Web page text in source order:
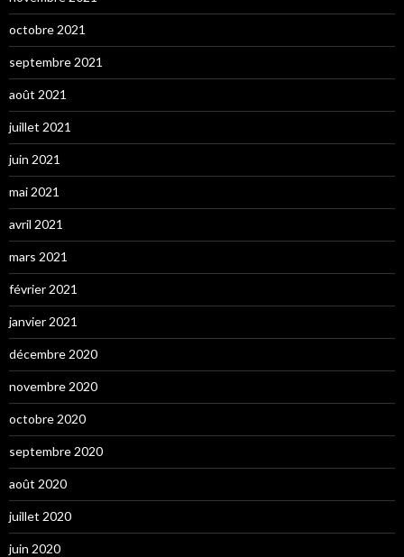
octobre 2021
septembre 2021
août 2021
juillet 2021
juin 2021
mai 2021
avril 2021
mars 2021
février 2021
janvier 2021
décembre 2020
novembre 2020
octobre 2020
septembre 2020
août 2020
juillet 2020
juin 2020